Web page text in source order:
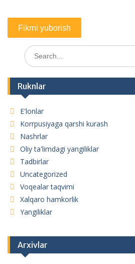
Search
for:
Ruknlar
E'lonlar
Korrpusiyaga qarshi kurash
Nashrlar
Oliy ta'limdagi yangiliklar
Tadbirlar
Uncategorized
Voqealar taqvimi
Xalqaro hamkorlik
Yangiliklar
Arxivlar